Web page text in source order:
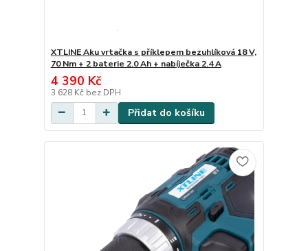
XTLINE Aku vrtačka s příklepem bezuhlíková 18 V,
70 Nm + 2 baterie 2.0 Ah + nabíječka 2.4 A
4 390 Kč
3 628 Kč bez DPH
Přidat do košíku